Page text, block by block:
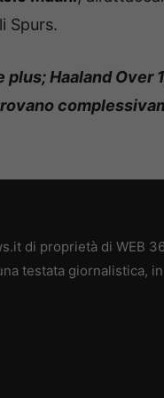
Spurs.
Haaland Over
di proprietà di WEB
testata giornalistica,